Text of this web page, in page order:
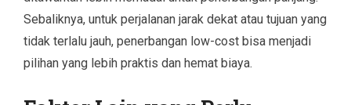
Sebaliknya, untuk perjalanan jarak dekat atau tujuan yang
tidak terlalu jauh, penerbangan low-cost bisa menjadi
pilihan yang lebih praktis dan hemat biaya.